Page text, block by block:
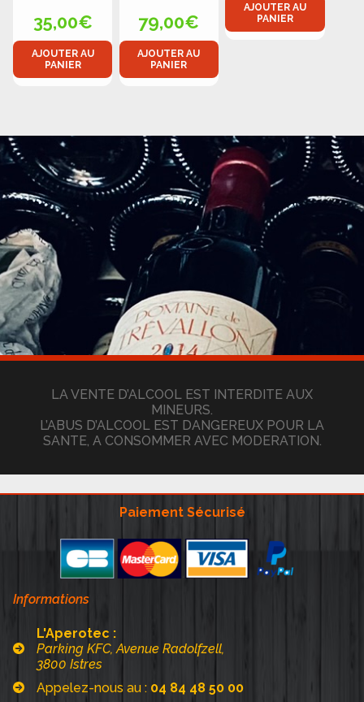
35,00€
AJOUTER AU
PANIER
79,00€
AJOUTER AU
PANIER
AJOUTER AU
PANIER
LA VENTE D’ALCOOL EST INTERDITE AUX
MINEURS.
L’ABUS D’ALCOOL EST DANGEREUX POUR LA
SANTE, A CONSOMMER AVEC MODERATION.
Paiement Sécurisé
Informations
L'Aperotec :
Parking KFC, Avenue Radolfzell,
3800 Istres
Appelez-nous au : 04 84 48 50 00